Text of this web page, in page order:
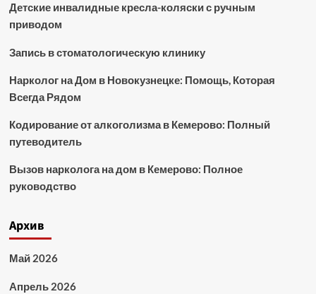
Детские инвалидные кресла-коляски с ручным
приводом
Запись в стоматологическую клинику
Нарколог на Дом в Новокузнецке: Помощь, Которая
Всегда Рядом
Кодирование от алкоголизма в Кемерово: Полный
путеводитель
Вызов нарколога на дом в Кемерово: Полное
руководство
Архив
Май 2026
Апрель 2026